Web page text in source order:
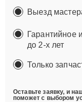
Выезд
Гарантийное
до 2-х лет
Только
Оставьте заявку, и
поможет с выбором